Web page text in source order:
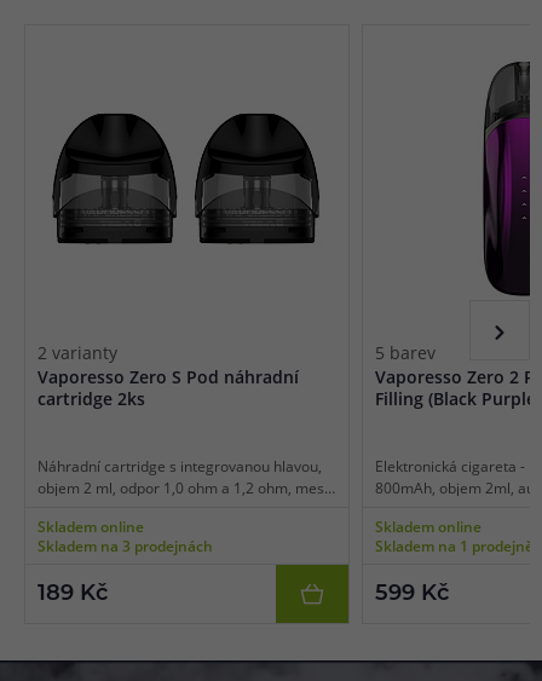
2 varianty
Vaporesso Zero S Pod náhradní
cartridge 2ks
Náhradní cartridge s integrovanou hlavou,
objem 2 ml, odpor 1,0 ohm a 1,2 ohm, mesh
vaping, 2ks v balení.
Skladem online
Skladem na 3 prodejnách
189 Kč
5 barev
Vaporesso Zero 2
Filling (Black Purple)
Elektronická cigareta -
800mAh, objem 2ml,
inteligentní detekce
rozměry, inovativní
Skladem online
Skladem na 1 prodejně
599 Kč